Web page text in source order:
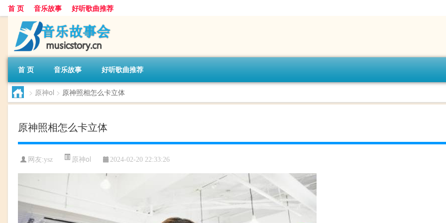
首 页 音乐故事 好听歌曲推荐
首 页 音乐故事 好听歌曲推荐
> 原神ol > 原神照相怎么卡立体
原神照相怎么卡立体
网友:ysz 原神ol 2024-02-20 22:33:26